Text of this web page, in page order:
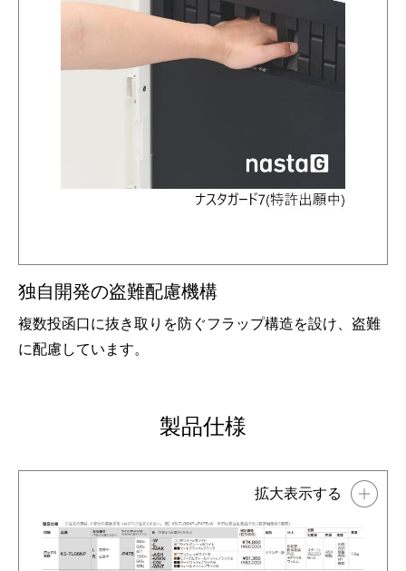
独自開発の盗難配慮機構
複数投函口に抜き取りを防ぐフラップ構造を設け、盗難
に配慮しています。
製品仕様